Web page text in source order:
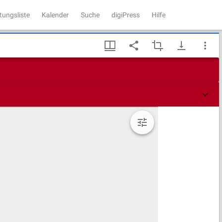
Kalender Suche digiPress Hilfe